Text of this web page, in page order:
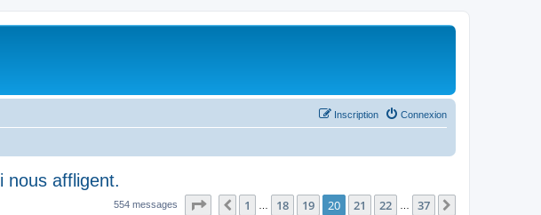
Connexion
Inscription
nous affligent.
554 messages Page 20 37
Précédent
1 18 19 20 21 22 37